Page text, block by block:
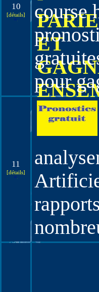
10
[détails]
course
pour
11
[détails]